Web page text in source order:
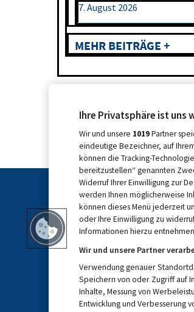
7. August 2026
MEHR BEITRÄGE +
KONTAKT
Ihre Privatsphäre ist uns
Wir und unsere 1019Partner
eindeutige Bezeichner, auf
können die Tracking-
bereitzustellen“ genannten
Widerruf Ihrer Einwilligung zur
werden Ihnen möglicherweise
können dieses Menü jederzeit
oder Ihre Einwilligung zu
Informationen hierzu
Wir und unsere Partner
Verwendung genauer
Speichern von oder Zugriff auf
Inhalte, Messung von
Entwicklung und Verbesserung